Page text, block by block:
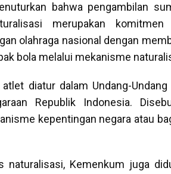
bahwa pengambilan
merupakan
olahraga nasional dengan
bola melalui mekanisme
atlet diatur dalam Undang-
Republik Indonesia.
kepentingan negara atau
naturalisasi, Kemenkum juga